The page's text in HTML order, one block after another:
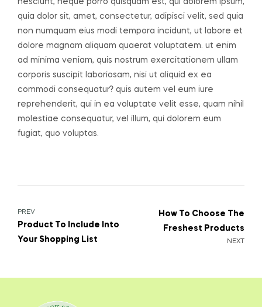
nesciunt, neque porro quisquam est, qui dolorem ipsum,
quia dolor sit, amet, consectetur, adipisci velit, sed quia
non numquam eius modi tempora incidunt, ut labore et
dolore magnam aliquam quaerat voluptatem. ut enim
ad minima veniam, quis nostrum exercitationem ullam
corporis suscipit laboriosam, nisi ut aliquid ex ea
commodi consequatur? quis autem vel eum iure
reprehenderit, qui in ea voluptate velit esse, quam nihil
molestiae consequatur, vel illum, qui dolorem eum
fugiat, quo voluptas.
PREV
Product To Include Into
Your Shopping List
NEXT
How To Choose The
Freshest Products